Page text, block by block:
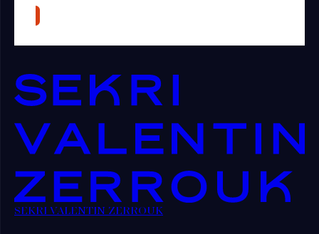
Presse
SEKRI VALENTIN ZERROUK